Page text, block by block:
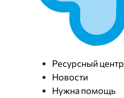
Ресурсный центр
Новости
Нужна помощь